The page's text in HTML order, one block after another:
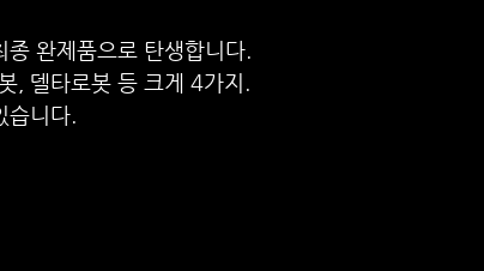
완제품으로 탄생합니다.
, 델타로봇 등 크게 4가지.
습니다.